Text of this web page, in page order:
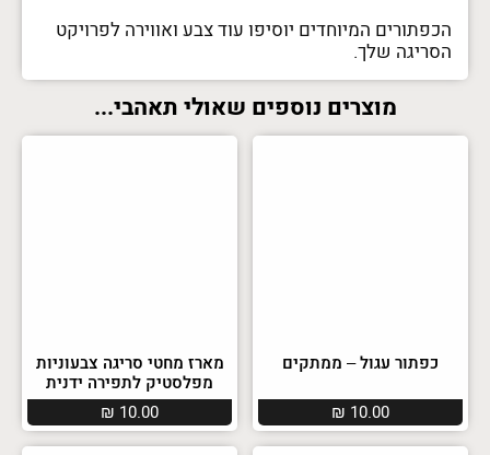
הכפתורים המיוחדים יוסיפו עוד צבע ואווירה לפרויקט
הסריגה שלך.
מוצרים נוספים שאולי תאהבי...
כפתור עגול – ממתקים
₪ 10.00
מארז מחטי סריגה צבעוניות
מפלסטיק לתפירה ידנית
₪ 10.00